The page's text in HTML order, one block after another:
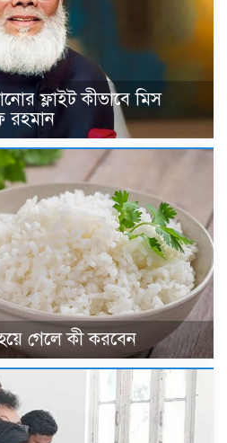
ফ্লাইট কীভাবে মিস
রহমান
গেলে কী করবেন